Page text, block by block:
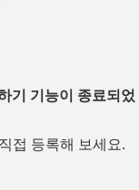
기 기능이 종료되었
접 등록해 보세요.